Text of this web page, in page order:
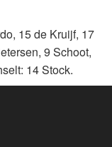
15 de Kruijf, 17
9 Schoot,
14 Stock.